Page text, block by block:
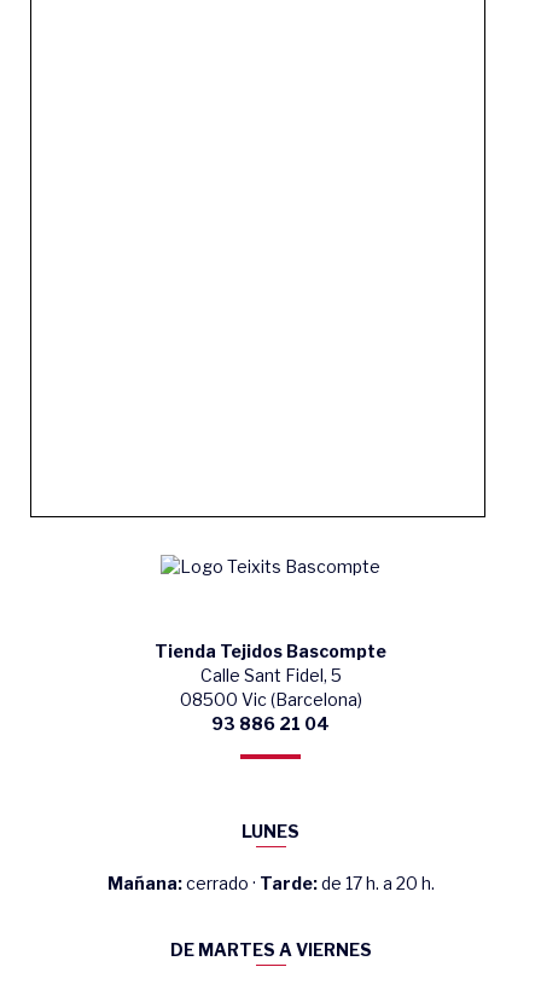
Tienda Tejidos Bascompte
Calle Sant Fidel, 5
08500 Vic (Barcelona)
93 886 21 04
LUNES
Mañana:cerrado · Tarde:de 17 h. a 20 h.
DE MARTES A VIERNES